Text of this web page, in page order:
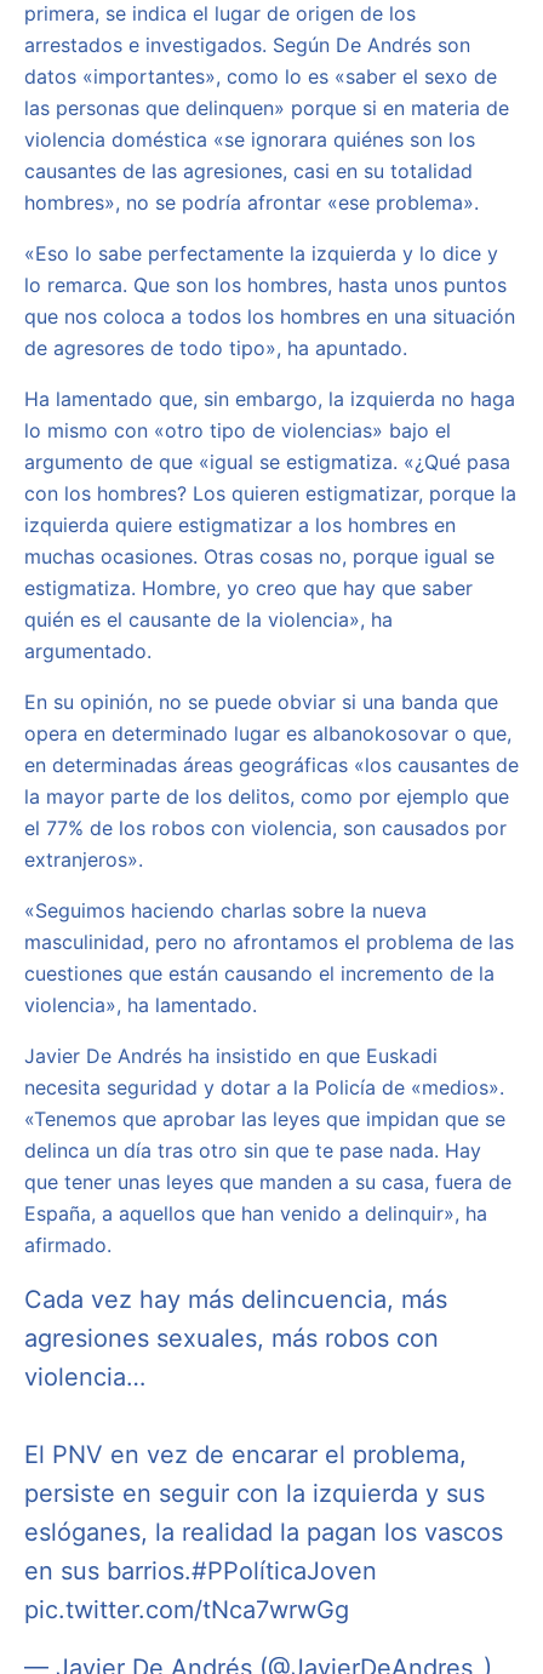
primera, se indica el lugar de origen de los
arrestados e investigados. Según De Andrés son
datos «importantes», como lo es «saber el sexo de
las personas que delinquen» porque si en materia de
violencia doméstica «se ignorara quiénes son los
causantes de las agresiones, casi en su totalidad
hombres», no se podría afrontar «ese problema».
«Eso lo sabe perfectamente la izquierda y lo dice y
lo remarca. Que son los hombres, hasta unos puntos
que nos coloca a todos los hombres en una situación
de agresores de todo tipo», ha apuntado.
Ha lamentado que, sin embargo, la izquierda no haga
lo mismo con «otro tipo de violencias» bajo el
argumento de que «igual se estigmatiza. «¿Qué pasa
con los hombres? Los quieren estigmatizar, porque la
izquierda quiere estigmatizar a los hombres en
muchas ocasiones. Otras cosas no, porque igual se
estigmatiza. Hombre, yo creo que hay que saber
quién es el causante de la violencia», ha
argumentado.
En su opinión, no se puede obviar si una banda que
opera en determinado lugar es albanokosovar o que,
en determinadas áreas geográficas «los causantes de
la mayor parte de los delitos, como por ejemplo que
el 77% de los robos con violencia, son causados por
extranjeros».
«Seguimos haciendo charlas sobre la nueva
masculinidad, pero no afrontamos el problema de las
cuestiones que están causando el incremento de la
violencia», ha lamentado.
Javier De Andrés ha insistido en que Euskadi
necesita seguridad y dotar a la Policía de «medios».
«Tenemos que aprobar las leyes que impidan que se
delinca un día tras otro sin que te pase nada. Hay
que tener unas leyes que manden a su casa, fuera de
España, a aquellos que han venido a delinquir», ha
afirmado.
Cada vez hay más delincuencia, más
agresiones sexuales, más robos con
violencia…
El PNV en vez de encarar el problema,
persiste en seguir con la izquierda y sus
eslóganes, la realidad la pagan los vascos
en sus barrios.#PPolíticaJoven
pic.twitter.com/tNca7wrwGg
— Javier De Andrés (@JavierDeAndres_)